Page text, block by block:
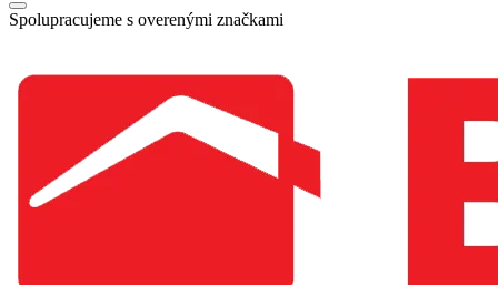
Spolupracujeme s overenými značkami